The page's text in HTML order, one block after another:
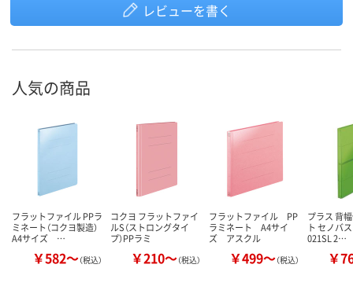
レビューを書く
人気の商品
フラットファイル PPラ
ミネート（コクヨ製造）
A4サイズ …
￥582～（税込）
コクヨ フラットファイ
ルS（ストロングタイ
プ）PPラミ
￥210～（税込）
フラットファイル PP
ラミネート A4サイ
ズ アスクル
￥499～（税込）
プラス 背
ト セノバ
021SL 2…
￥